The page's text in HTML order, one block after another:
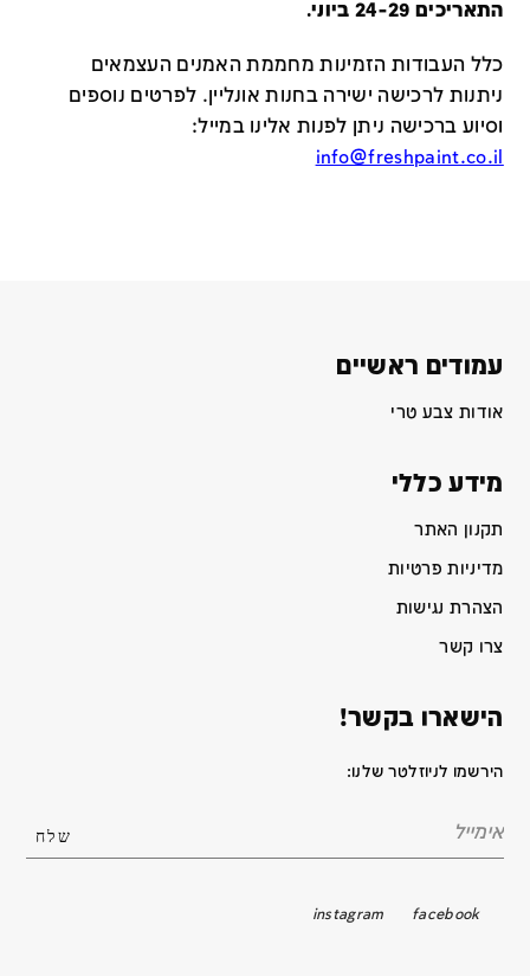
התאריכים 24-29 ביוני.
כלל העבודות הזמינות מחממת האמנים העצמאים
ניתנות לרכישה ישירה בחנות אונליין. לפרטים נוספים
וסיוע ברכישה ניתן לפנות אלינו במייל:
info@freshpaint.co.il
עמודים ראשיים
אודות צבע טרי
מידע כללי
תקנון האתר
מדיניות פרטיות
הצהרת נגישות
צרו קשר
הישארו בקשר!
הירשמו לניוזלטר שלנו:
facebook
instagram